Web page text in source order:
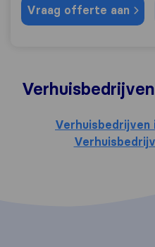
Vraag offerte aan
Verhuisbedrijven